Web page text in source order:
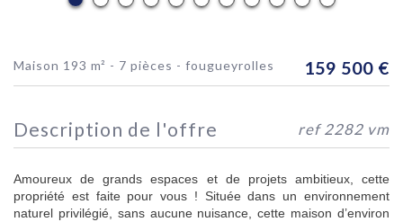
maison 193 m² - 7 pièces - fougueyrolles 159 500 €
description de l'offre ref 2282 vm
Amoureux de grands espaces et de projets ambitieux, cette
propriété est faite pour vous ! Située dans un environnement
naturel privilégié, sans aucune nuisance, cette maison d’environ